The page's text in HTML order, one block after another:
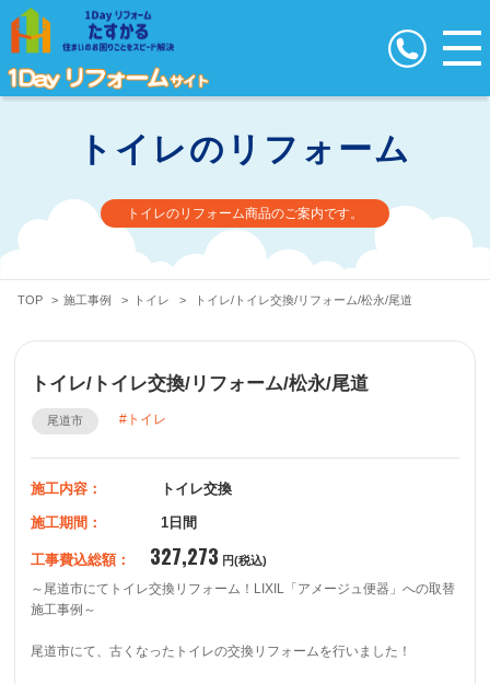
トイレのリフォーム
トイレのリフォーム商品のご案内です。
TOP > 施工事例 > トイレ > トイレ/トイレ交換/リフォーム/松永/尾道
トイレ/トイレ交換/リフォーム/松永/尾道
尾道市 トイレ
施工内容： トイレ交換
施工期間： 1日間
工事費込総額： 327,273 円(税込)
～尾道市にてトイレ交換リフォーム！LIXIL「アメージュ便器」への取替
施工事例～
尾道市にて、古くなったトイレの交換リフォームを行いました！